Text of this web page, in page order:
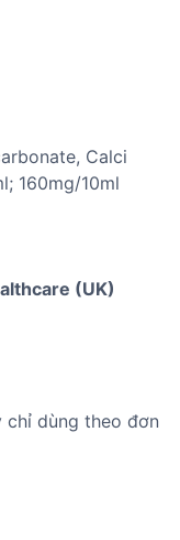
Calci
160mg/10ml
(UK)
dùng theo đơn